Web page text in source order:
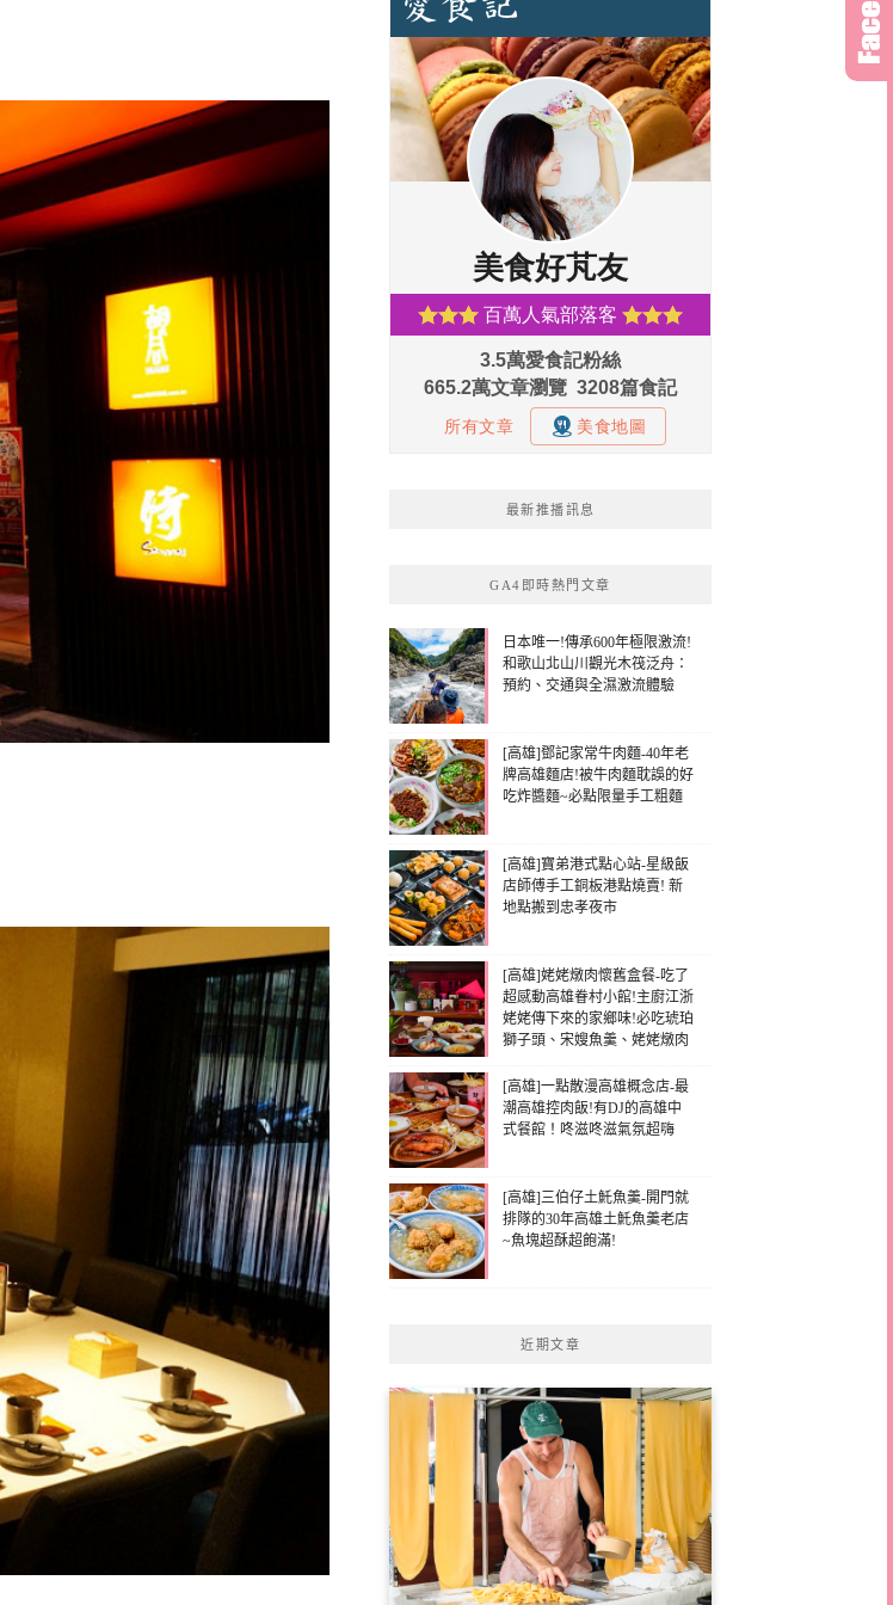
最新推播訊息
GA4即時熱門文章
日本唯一!傳承600年極限激流!
和歌山北山川觀光木筏泛舟：
預約、交通與全濕激流體驗
[高雄]鄧記家常牛肉麵-40年老
牌高雄麵店!被牛肉麵耽誤的好
吃炸醬麵~必點限量手工粗麵
[高雄]寶弟港式點心站-星級飯
店師傅手工銅板港點燒賣! 新
地點搬到忠孝夜市
[高雄]姥姥燉肉懷舊盒餐-吃了
超感動高雄眷村小館!主廚江浙
姥姥傳下來的家鄉味!必吃琥珀
獅子頭、宋嫂魚羹、姥姥燉肉
[高雄]一點散漫高雄概念店-最
潮高雄控肉飯!有DJ的高雄中
式餐館！咚滋咚滋氣氛超嗨
[高雄]三伯仔土魠魚羹-開門就
排隊的30年高雄土魠魚羹老店
~魚塊超酥超飽滿!
近期文章